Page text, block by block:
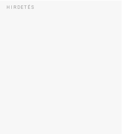
HIRDETÉS